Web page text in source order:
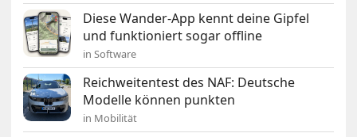
Diese Wander-App kennt deine Gipfel
und funktioniert sogar offline
in Software
Reichweitentest des NAF: Deutsche
Modelle können punkten
in Mobilität